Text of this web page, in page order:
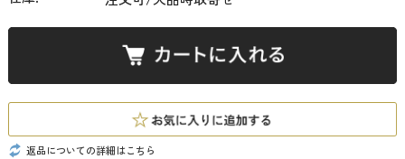
返品についての詳細はこちら